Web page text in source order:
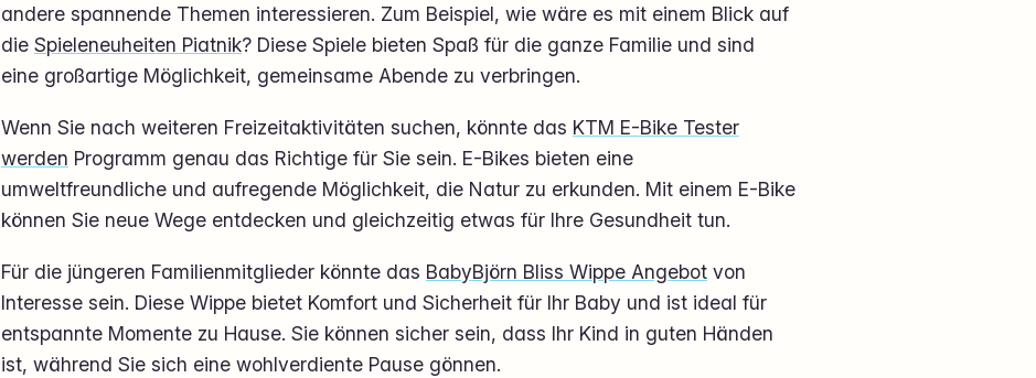
andere spannende Themen interessieren. Zum Beispiel, wie wäre es mit einem Blick auf
die Spieleneuheiten Piatnik? Diese Spiele bieten Spaß für die ganze Familie und sind
eine großartige Möglichkeit, gemeinsame Abende zu verbringen.
Wenn Sie nach weiteren Freizeitaktivitäten suchen, könnte das KTM E-Bike Tester
werden Programm genau das Richtige für Sie sein. E-Bikes bieten eine
umweltfreundliche und aufregende Möglichkeit, die Natur zu erkunden. Mit einem E-Bike
können Sie neue Wege entdecken und gleichzeitig etwas für Ihre Gesundheit tun.
Für die jüngeren Familienmitglieder könnte das BabyBjörn Bliss Wippe Angebot von
Interesse sein. Diese Wippe bietet Komfort und Sicherheit für Ihr Baby und ist ideal für
entspannte Momente zu Hause. Sie können sicher sein, dass Ihr Kind in guten Händen
ist, während Sie sich eine wohlverdiente Pause gönnen.